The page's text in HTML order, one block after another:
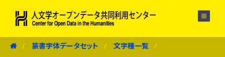
篆書字体データセット 文字種一覧